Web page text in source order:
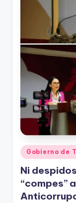
Publicado
en
Gobierno de
Ni
“compes”